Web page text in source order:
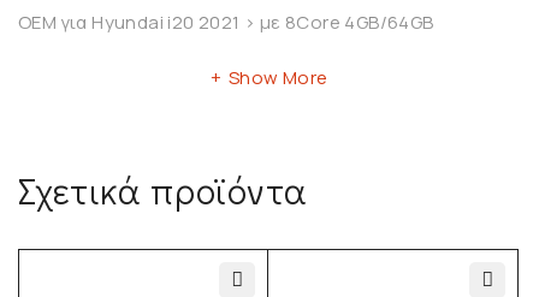
OEM για Hyundai i20 2021 > με 8Core 4GB/64GB
Show More
Σχετικά προϊόντα